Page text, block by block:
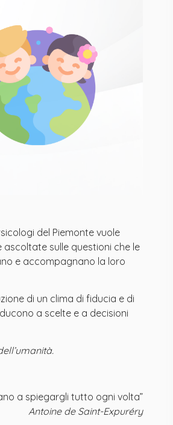
del Piemonte vuole
ascoltate sulle questioni che le
e accompagnano la loro
di un clima di fiducia e di
a scelte e a decisioni
a spiegargli tutto ogni volta”
Antoine de Saint-Expuréry